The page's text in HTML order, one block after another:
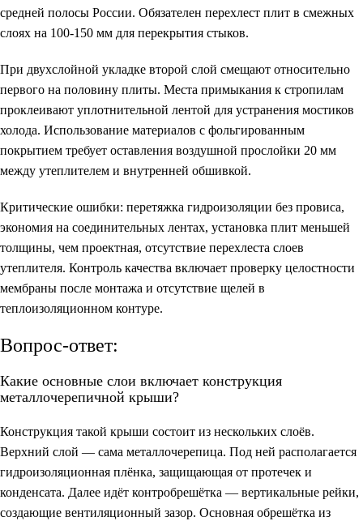
средней полосы России. Обязателен перехлест плит в смежных
слоях на 100-150 мм для перекрытия стыков.
При двухслойной укладке второй слой смещают относительно
первого на половину плиты. Места примыкания к стропилам
проклеивают уплотнительной лентой для устранения мостиков
холода. Использование материалов с фольгированным
покрытием требует оставления воздушной прослойки 20 мм
между утеплителем и внутренней обшивкой.
Критические ошибки: перетяжка гидроизоляции без провиса,
экономия на соединительных лентах, установка плит меньшей
толщины, чем проектная, отсутствие перехлеста слоев
утеплителя. Контроль качества включает проверку целостности
мембраны после монтажа и отсутствие щелей в
теплоизоляционном контуре.
Вопрос-ответ:
Какие основные слои включает конструкция
металлочерепичной крыши?
Конструкция такой крыши состоит из нескольких слоёв.
Верхний слой — сама металлочерепица. Под ней располагается
гидроизоляционная плёнка, защищающая от протечек и
конденсата. Далее идёт контробрешётка — вертикальные рейки,
создающие вентиляционный зазор. Основная обрешётка из